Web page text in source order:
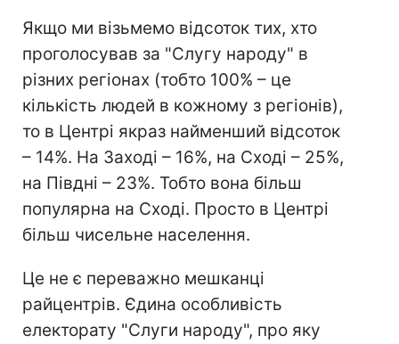
Якщо ми візьмемо відсоток тих, хто
проголосував за "Слугу народу" в
різних регіонах (тобто 100% – це
кількість людей в кожному з регіонів),
то в Центрі якраз найменший відсоток
– 14%. На Заході – 16%, на Сході – 25%,
на Півдні – 23%. Тобто вона більш
популярна на Сході. Просто в Центрі
більш чисельне населення.
Це не є переважно мешканці
райцентрів. Єдина особливість
електорату "Слуги народу", про яку